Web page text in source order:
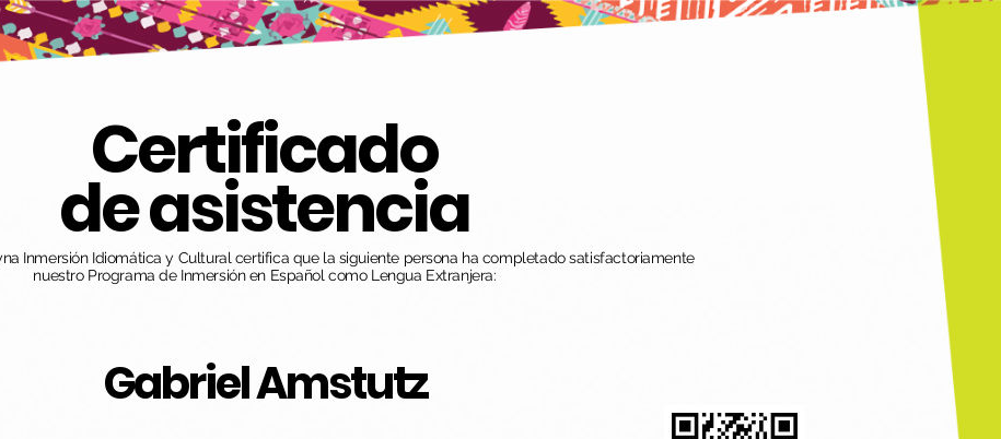
Certificado
de asistencia
Inmersión Idiomática y Cultural certifica que la siguiente persona ha completado satisfactoriamente
nuestro Programa de Inmersión en Español como Lengua Extranjera:
Gabriel Amstutz